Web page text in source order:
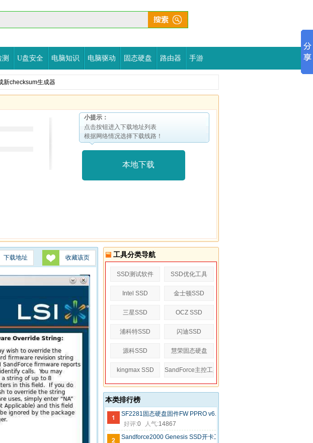
U盘安全 电脑知识 电脑驱动 固态硬盘 路由器 手游
新checksum生成器
小提示：
点击按钮进入下载地址列表
根据网络情况选择下载线路！
本地下载
下载地址 收藏该页 工具分类导航
SSD测试软件 SSD优化工具
Intel SSD 金士顿SSD
三星SSD OCZ SSD
浦科特SSD 闪迪SSD
源科SSD 慧荣固态硬盘
kingmax SSD SandForce主控工具
本类排行榜
SF2281固态硬盘固件FW PPRO v6.0.A版6_0_A Release.1134440
好评:0 人气:14867
Sandforce2000 Genesis SSD开卡工具安装需要的安装包